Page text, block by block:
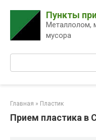
контенту
Пункты
Металлолом,
мусора
Главная » Пластик
Прием пластика в